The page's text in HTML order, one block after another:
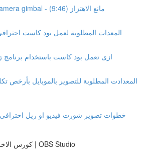
mobile & camera gimbal - مانع الاهتزاز (9:46)
المعدات المطلوبة لعمل بود كاست احترافى ؟
ازى تعمل بود كاست باستخدام برنامج
المعدادت المطلوبة للتصوير بالموبايل بأرخص
خطوات تصوير شورت فيديو او ريل احترافى
كورس الاخراج والبث المباشر | OBS Studio